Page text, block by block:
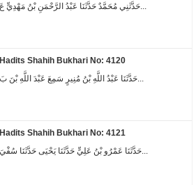
حَدَّثَنِي مُحَمَّدٌ حَدَّثَنَا عَبْدُ الرَّحْمَنِ بْنُ مَهْدِيٍّ عَ...
Hadits Shahih Bukhari No: 4120
حَدَّثَنَا عَبْدُ اللَّهِ بْنُ مُنِيرٍ سَمِعَ عَبْدَ اللَّهِ بْنَ بَ...
Hadits Shahih Bukhari No: 4121
حَدَّثَنَا عَمْرُو بْنُ عَلِيٍّ حَدَّثَنَا يَحْيَى حَدَّثَنَا سُفْيَ...